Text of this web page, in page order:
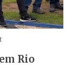
Rio